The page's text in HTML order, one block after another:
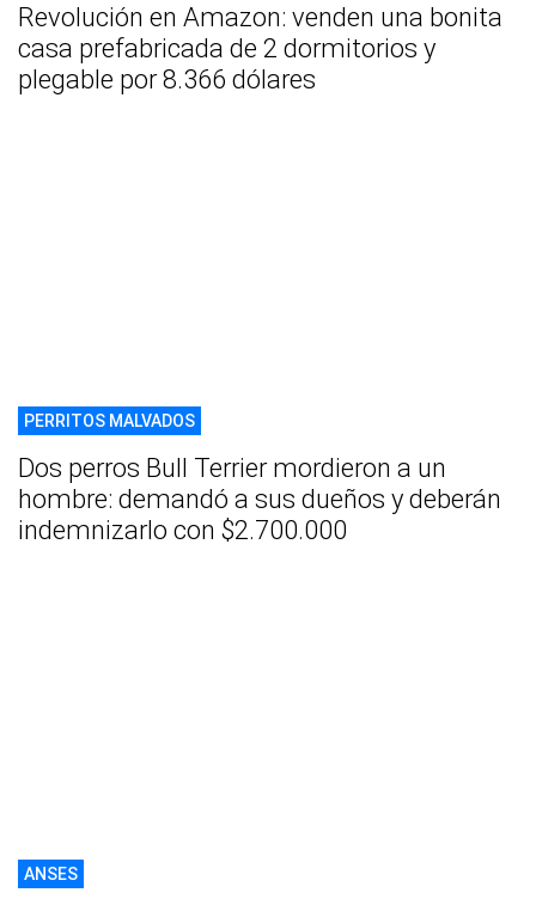
Revolución en Amazon: venden una bonita
casa prefabricada de 2 dormitorios y
plegable por 8.366 dólares
PERRITOS MALVADOS
Dos perros Bull Terrier mordieron a un
hombre: demandó a sus dueños y deberán
indemnizarlo con $2.700.000
ANSES